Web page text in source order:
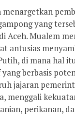
menargetkan
yang
Aceh. Mualem
antusias
di mana hal
berbasis
jajaran
menggali
perikanan,